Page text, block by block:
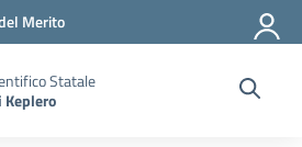
Merito
Statale
Keplero